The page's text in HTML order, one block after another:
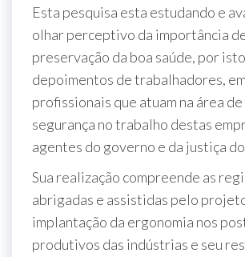
Esta pesquisa esta estudando e
olhar perceptivo da importância
preservação da boa saúde, por
depoimentos de trabalhadores,
profissionais que atuam na área de
segurança no trabalho destas
agentes do governo e da justiça
Sua realização compreende as
abrigadas e assistidas pelo
implantação da ergonomia nos
produtivos das indústrias e seu